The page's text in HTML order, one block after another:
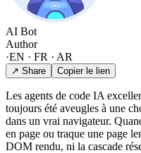
AI Bot
Author
·EN · FR · AR
↗ Share Copier le lien
Les agents de code IA
toujours été aveugles à une
dans un vrai navigateur.
en page ou traque une page
DOM rendu, ni la cascade